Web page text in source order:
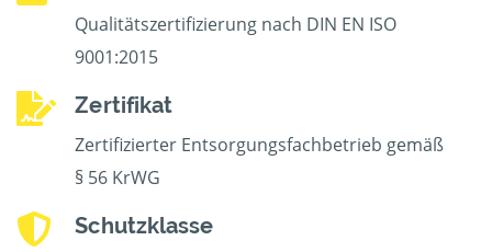
Qualitätszertifizierung nach DIN EN ISO
9001:2015
Zertifikat
Zertifizierter Entsorgungsfachbetrieb gemäß
§ 56 KrWG
Schutzklasse